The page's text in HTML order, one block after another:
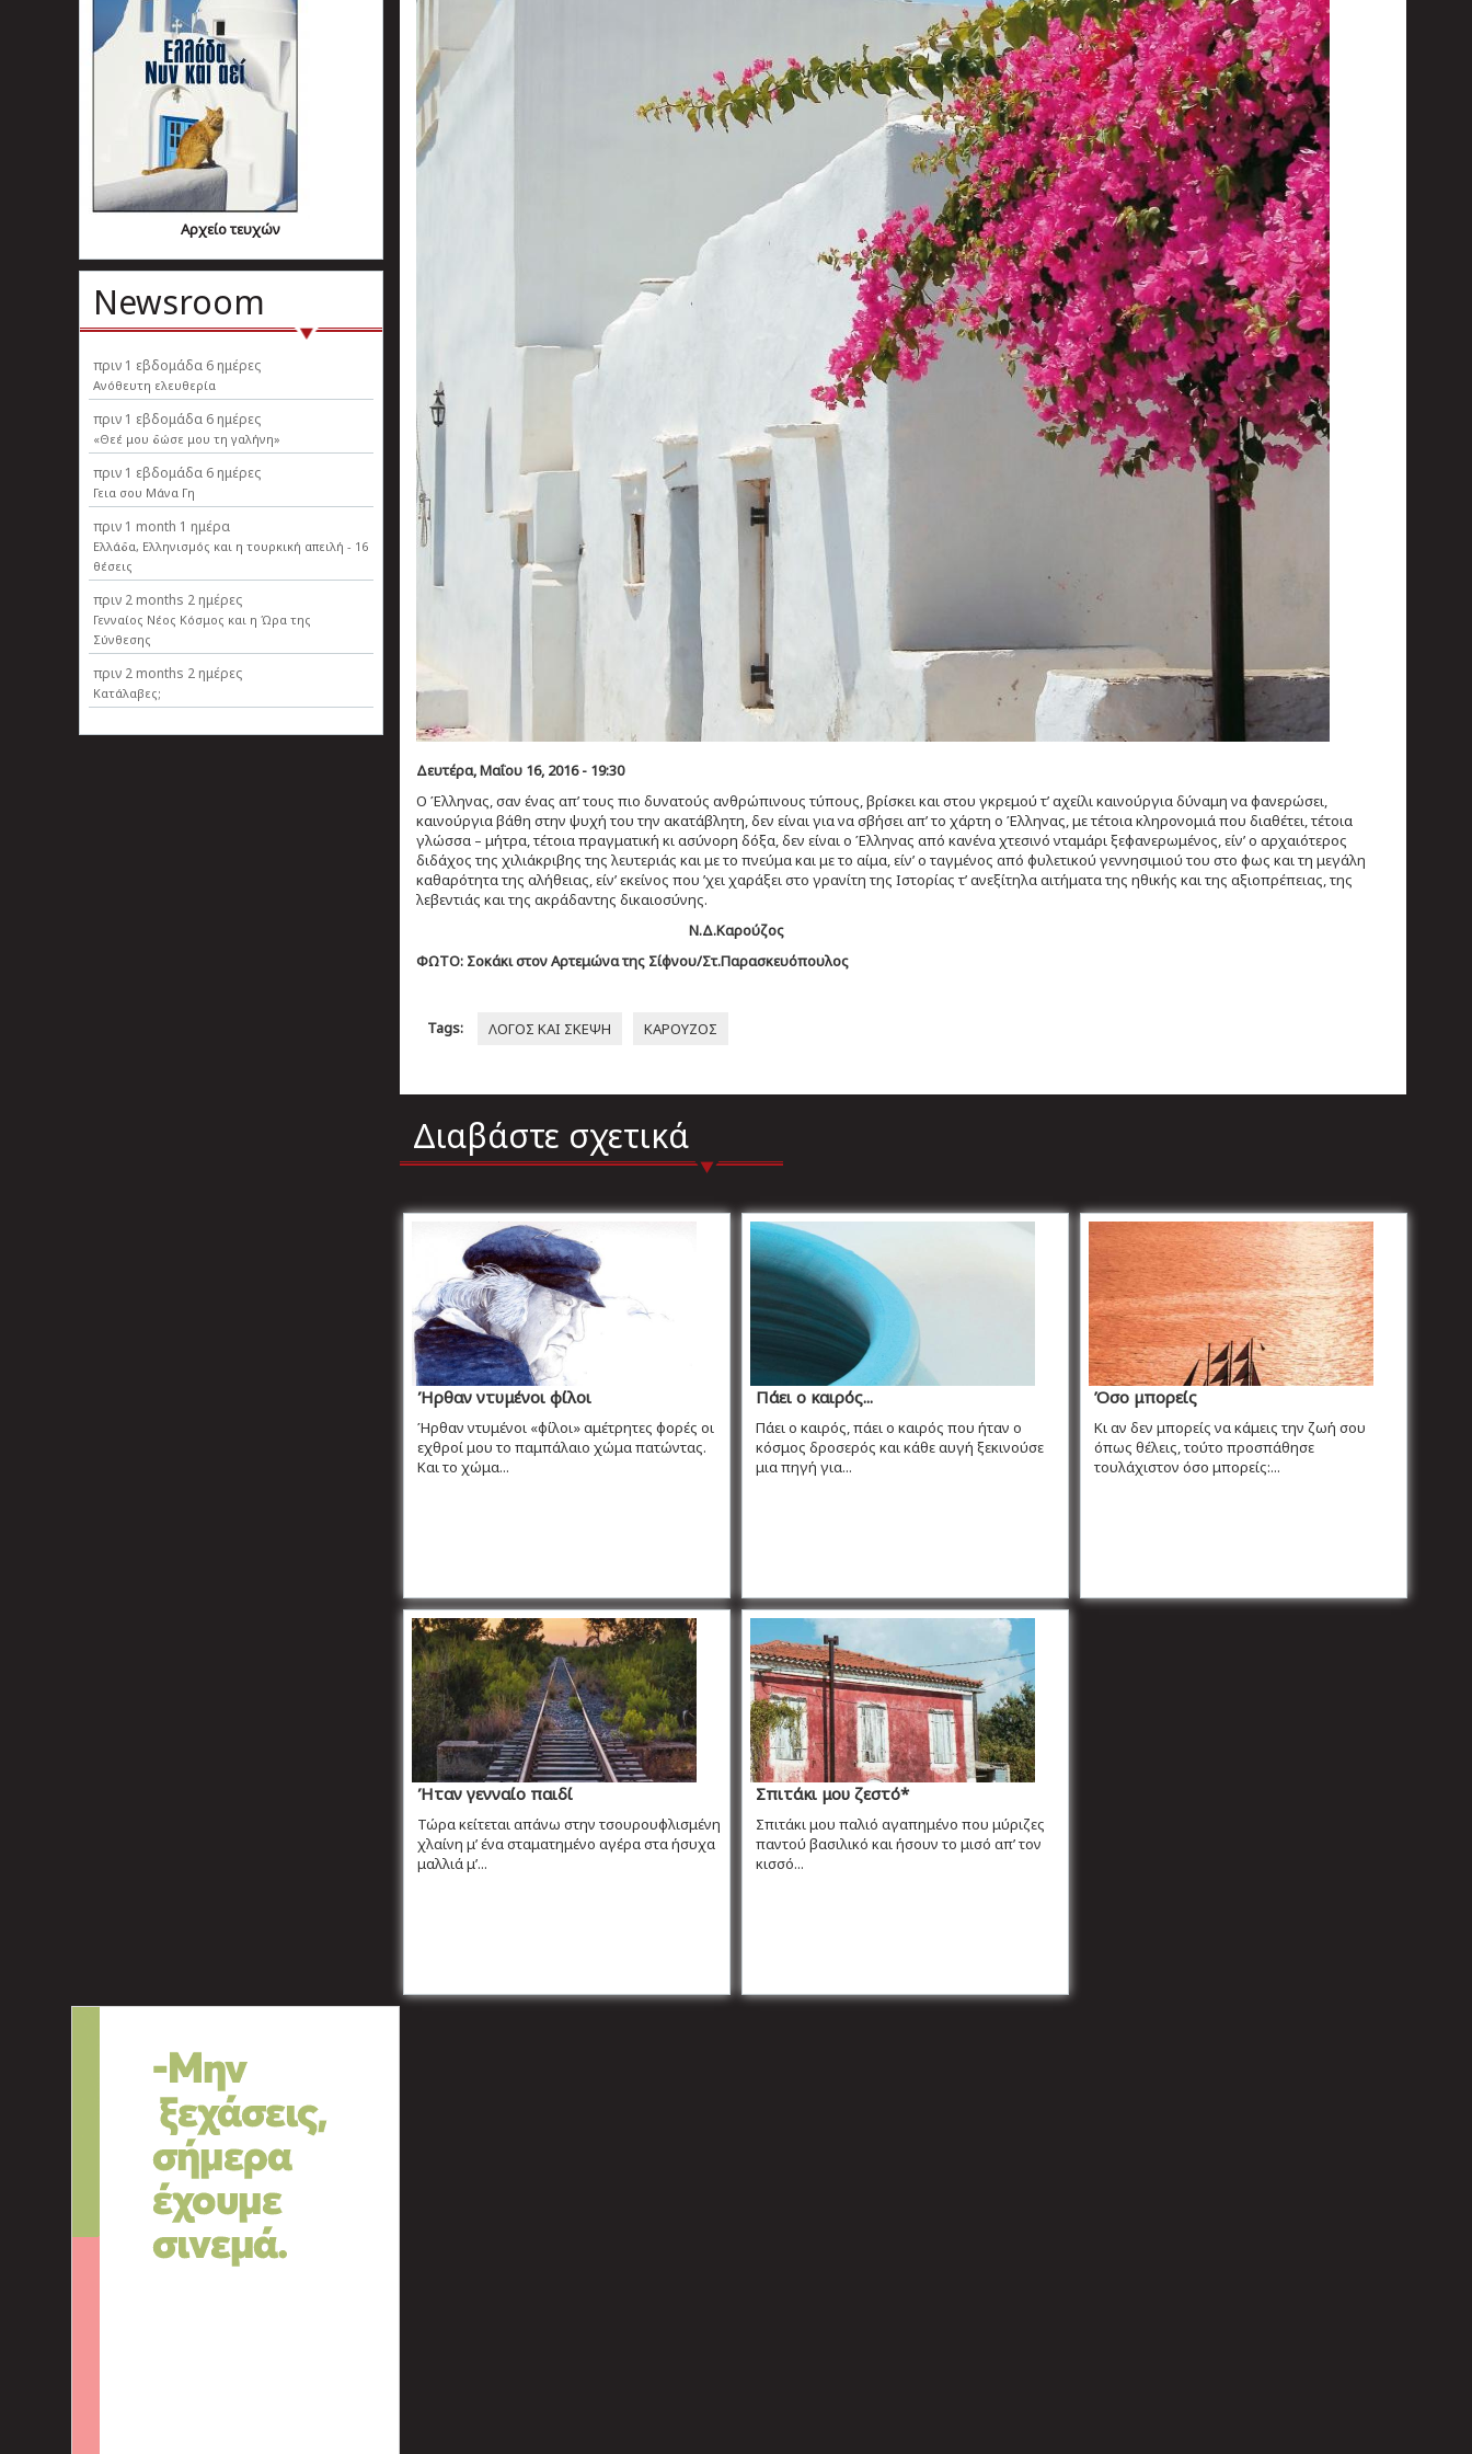
Αρχείο τευχών
Newsroom
πριν 1 εβδομάδα 6 ημέρες
Ανόθευτη ελευθερία
πριν 1 εβδομάδα 6 ημέρες
«Θεέ μου δώσε μου τη γαλήνη»
πριν 1 εβδομάδα 6 ημέρες
Γεια σου Μάνα Γη
πριν 1 month 1 ημέρα
Ελλάδα, Ελληνισµός και η τουρκική απειλή - 16
θέσεις
πριν 2 months 2 ημέρες
Γενναίος Νέος Κόσμος και η Ώρα της
Σύνθεσης
πριν 2 months 2 ημέρες
Κατάλαβες;
Δευτέρα, Μαΐου 16, 2016 - 19:30
Ο Έλληνας, σαν ένας απ’ τους πιο δυνατούς ανθρώπινους τύπους, βρίσκει και στου γκρεμού τ’ αχείλι καινούργια δύναμη να φανερώσει,
καινούργια βάθη στην ψυχή του την ακατάβλητη, δεν είναι για να σβήσει απ’ το χάρτη ο Έλληνας, με τέτοια κληρονομιά που διαθέτει, τέτοια
γλώσσα – μήτρα, τέτοια πραγματική κι ασύνορη δόξα, δεν είναι ο Έλληνας από κανένα χτεσινό νταμάρι ξεφανερωμένος, είν’ ο αρχαιότερος
διδάχος της χιλιάκριβης της λευτεριάς και με το πνεύμα και με το αίμα, είν’ ο ταγμένος από φυλετικού γεννησιμιού του στο φως και τη μεγάλη
καθαρότητα της αλήθειας, είν’ εκείνος που ’χει χαράξει στο γρανίτη της Ιστορίας τ’ ανεξίτηλα αιτήματα της ηθικής και της αξιοπρέπειας, της
λεβεντιάς και της ακράδαντης δικαιοσύνης.
Ν.Δ.Καρούζος
ΦΩΤΟ: Σοκάκι στον Αρτεμώνα της Σίφνου/Στ.Παρασκευόπουλος
Tags: ΛΟΓΟΣ ΚΑΙ ΣΚΕΨΗ ΚΑΡΟΥΖΟΣ
Διαβάστε σχετικά
Ήρθαν ντυμένοι φίλοι
Ήρθαν ντυμένοι «φίλοι» αμέτρητες φορές οι
εχθροί μου το παμπάλαιο χώμα πατώντας.
Και το χώμα...
Πάει ο καιρός...
Πάει ο καιρός, πάει ο καιρός που ήταν ο
κόσμος δροσερός και κάθε αυγή ξεκινούσε
μια πηγή για...
Όσο μπορείς
Κι αν δεν μπορείς να κάμεις την ζωή σου
όπως θέλεις, τούτο προσπάθησε
τουλάχιστον όσο μπορείς:...
Ήταν γενναίο παιδί
Τώρα κείτεται απάνω στην τσουρουφλισμένη
χλαίνη μ’ ένα σταματημένο αγέρα στα ήσυχα
μαλλιά μ’...
Σπιτάκι μου ζεστό*
Σπιτάκι μου παλιό αγαπημένο που μύριζες
παντού βασιλικό και ήσουν το μισό απ’ τον
κισσό...